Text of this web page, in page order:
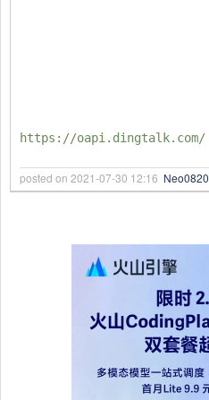
https://oapi.dingtalk.com/
posted on 2021-07-30 12:16 Neo0820